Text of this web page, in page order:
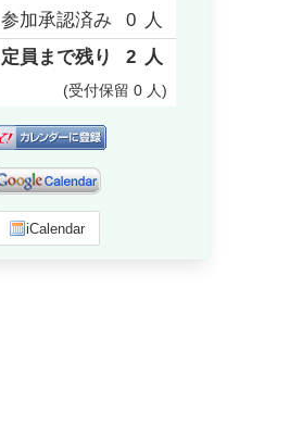
参加承認済み 0 人
定員まで残り 2 人
(受付保留 0 人)
iCalendar